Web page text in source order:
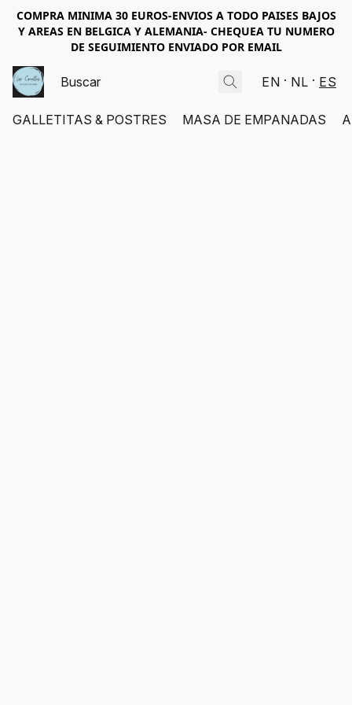
COMPRA MINIMA 30 EUROS-ENVIOS A TODO PAISES BAJOS
Y AREAS EN BELGICA Y ALEMANIA- CHEQUEA TU NUMERO
DE SEGUIMIENTO ENVIADO POR EMAIL
EN NL ES
GALLETITAS & POSTRES MASA DE EMPANADAS